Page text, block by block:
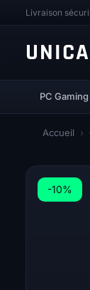
Livraison
UNICA
PC Gaming
Accueil ›
-10%